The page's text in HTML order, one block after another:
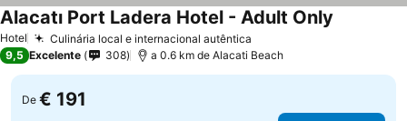
Hotel Culinária local e internacional autêntica
Alacatı Port Ladera Hotel - Adult Only
9,5 Excelente 308 a 0.6 km de Alacati Beach
De € 191